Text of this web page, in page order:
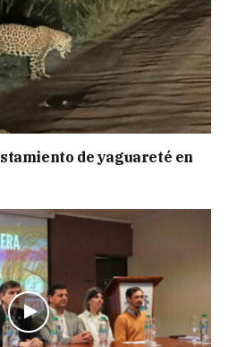
de yaguareté en